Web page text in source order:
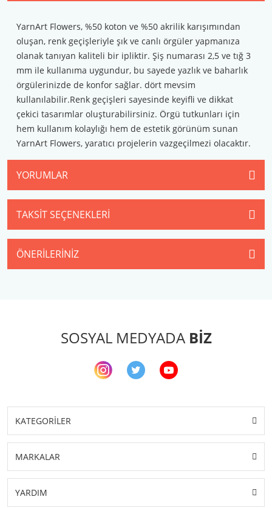
YarnArt Flowers, %50 koton ve %50 akrilik karışımından
oluşan, renk geçişleriyle şık ve canlı örgüler yapmanıza
olanak tanıyan kaliteli bir ipliktir. Şiş numarası 2,5 ve tığ 3
mm ile kullanıma uygundur, bu sayede yazlık ve baharlık
örgülerinizde de konfor sağlar. dört mevsim
kullanılabilir.Renk geçişleri sayesinde keyifli ve dikkat
çekici tasarımlar oluşturabilirsiniz. Örgü tutkunları için
hem kullanım kolaylığı hem de estetik görünüm sunan
YarnArt Flowers, yaratıcı projelerin vazgeçilmezi olacaktır.
YORUMLAR
TAKSIT SEÇENEKLERI
ÖNERILERINIZ
SOSYAL MEDYADA BİZ
KATEGORİLER
MARKALAR
YARDIM